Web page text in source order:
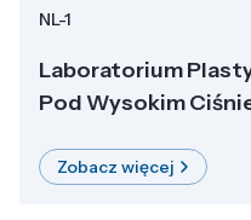
NL-1
Laboratorium
Pod Wysokim
Zobacz więcej